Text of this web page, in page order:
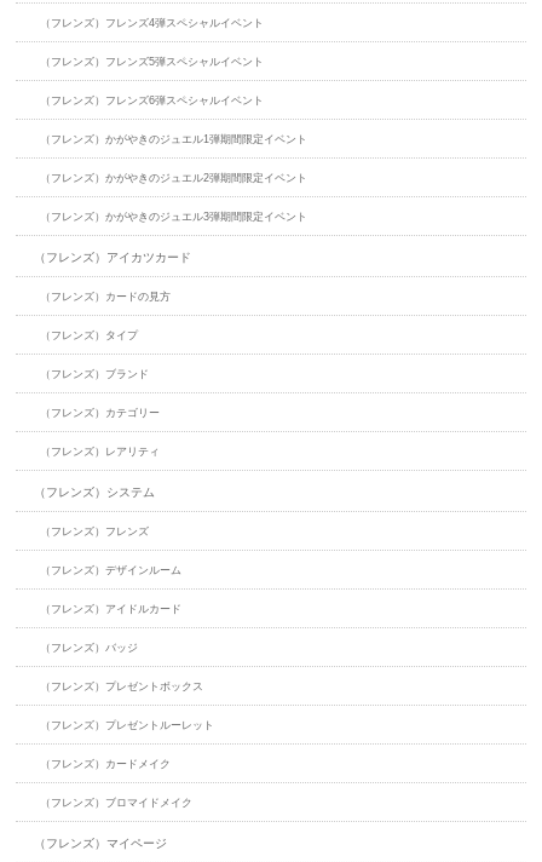
（フレンズ）フレンズ4弾スペシャルイベント
（フレンズ）フレンズ5弾スペシャルイベント
（フレンズ）フレンズ6弾スペシャルイベント
（フレンズ）かがやきのジュエル1弾期間限定イベント
（フレンズ）かがやきのジュエル2弾期間限定イベント
（フレンズ）かがやきのジュエル3弾期間限定イベント
（フレンズ）アイカツカード
（フレンズ）カードの見方
（フレンズ）タイプ
（フレンズ）ブランド
（フレンズ）カテゴリー
（フレンズ）レアリティ
（フレンズ）システム
（フレンズ）フレンズ
（フレンズ）デザインルーム
（フレンズ）アイドルカード
（フレンズ）バッジ
（フレンズ）プレゼントボックス
（フレンズ）プレゼントルーレット
（フレンズ）カードメイク
（フレンズ）ブロマイドメイク
（フレンズ）マイページ